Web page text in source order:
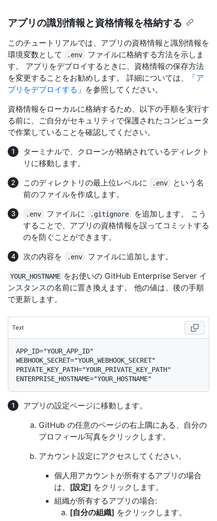
アプリの識別情報と資格情報を格納する
このチュートリアルでは、アプリの資格情報と識別情報を
環境変数として
.env
ファイルに格納する方法を示しま
す。 アプリをデプロイするときに、資格情報の保存方法
を変更することをお勧めします。 詳細については、「ア
プリをデプロイする 」を参照してください。
資格情報をローカルに格納するため、以下の手順を実行す
る前に、ご自分がセキュリティで保護されたコンピュータ
で作業していることを確認してください。
ターミナルで、クローンが格納されているディレクト
リに移動します。
このディレクトリの最上位レベルに
.env
という名
前のファイルを作成します。
.env ファイルに .gitignore
を追加します。 こう
することで、アプリの資格情報を誤ってコミットする
のを防ぐことができます。
次の内容を
.env ファイルに追加します。
YOUR_HOSTNAME をお使いの GitHub Enterprise Server イ
ンスタンスの名前に置き換えます。 他の値は、後の手順
で更新します。
Text
APP_ID="YOUR_APP_ID"
WEBHOOK_SECRET="YOUR_WEBHOOK_SECRET"
PRIVATE_KEY_PATH="YOUR_PRIVATE_KEY_PATH"
アプリの設定ページに移動します。
GitHub の任意のページの右上隅にある、自分の
プロフィール写真をクリックします。
アカウント設定にアクセスしてください。
個人用アカウントが所有するアプリの場合
は、 [設定] をクリックします。
組織が所有するアプリの場合:
[自分の組織] をクリックします。